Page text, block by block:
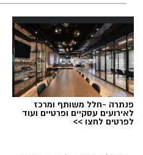
פנתרה -חלל משותף ומרכז
לאירועים עסקיים ופרטיים ועוד
לפרטים לחצו >>